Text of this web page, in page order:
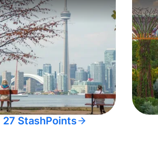
27 StashPoints